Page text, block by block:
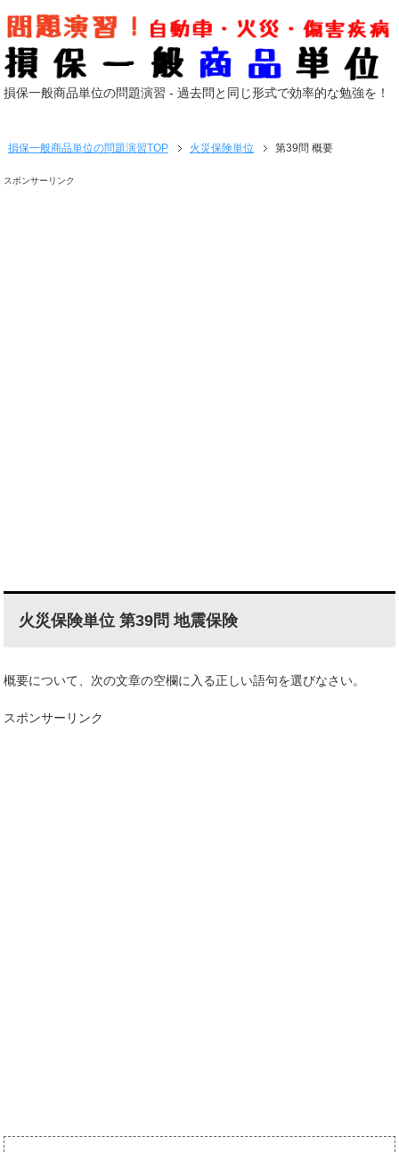
損保一般商品単位の問題演習 - 過去問と同じ形式で効率的な勉強を！
損保一般商品単位の問題演習TOP 火災保険単位 第39問 概要
スポンサーリンク
火災保険単位 第39問 地震保険
概要について、次の文章の空欄に入る正しい語句を選びなさい。
スポンサーリンク